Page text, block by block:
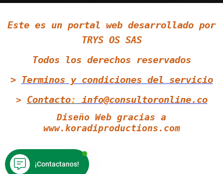
Este es un portal web desarrollado por
TRYS OS SAS
Todos los derechos reservados
> Terminos y condiciones del servicio
> Contacto: info@consultoronline.co
Diseño Web gracias a
www.koradiproductions.com
¡Contactanos!